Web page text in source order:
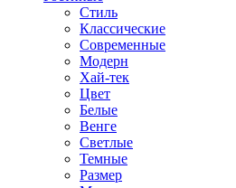
Стиль
Классические
Современные
Модерн
Хай-тек
Цвет
Белые
Венге
Светлые
Темные
Размер